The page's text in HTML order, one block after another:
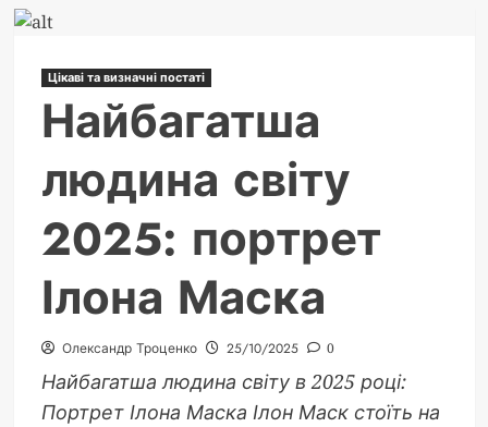
США:
біографія
Барака
Обами
Цікаві та визначні постаті
Найбагатша
людина світу
2025: портрет
Ілона Маска
Олександр Троценко 25/10/2025 0
Найбагатша людина світу в 2025 році:
Портрет Ілона Маска Ілон Маск стоїть на